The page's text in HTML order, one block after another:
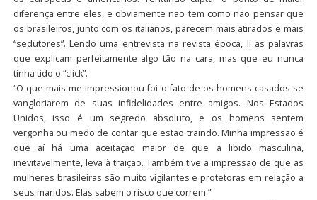
diferença entre eles, e obviamente não tem como não pensar que
os brasileiros, junto com os italianos, parecem mais atirados e mais
“sedutores”. Lendo uma entrevista na revista época, lí as palavras
que explicam perfeitamente algo tão na cara, mas que eu nunca
tinha tido o “click”.
“O que mais me impressionou foi o fato de os homens casados se
vangloriarem de suas infidelidades entre amigos. Nos Estados
Unidos, isso é um segredo absoluto, e os homens sentem
vergonha ou medo de contar que estão traindo. Minha impressão é
que aí há uma aceitação maior de que a libido masculina,
inevitavelmente, leva à traição. Também tive a impressão de que as
mulheres brasileiras são muito vigilantes e protetoras em relação a
seus maridos. Elas sabem o risco que correm.”